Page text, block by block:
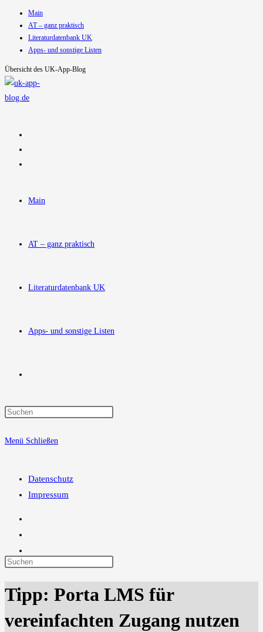
Inhalt
springen
Main
AT – ganz praktisch
Literaturdatenbank UK
Apps- und sonstige Listen
Übersicht des UK-App-Blog
Main
AT – ganz praktisch
Literaturdatenbank UK
Apps- und sonstige Listen
Suche
Menü Schließen
Datenschutz
Impressum
Diese
durchsuchen
Tipp: Porta LMS für
vereinfachten Zugang nutzen